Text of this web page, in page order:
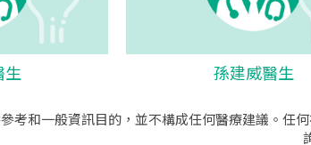
生 孫建威醫生
考和一般資訊目的，並不構成任何醫療建議。任